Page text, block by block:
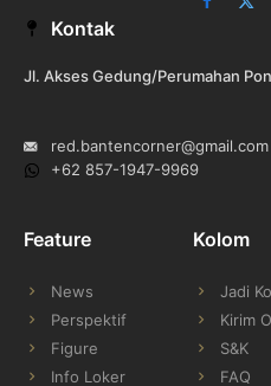
X
Kontak
Jl. Akses Gedung/Perumahan
red.bantencorner@gmail.com
+62 857-1947-9969
Feature
News
Perspektif
Figure
Info Loker
Kolom
Jadi
Kirim
S&K
FAQ